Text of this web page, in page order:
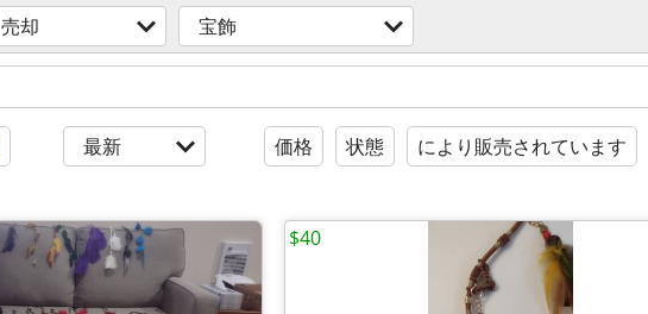
売却 宝飾
最新 価格 状態 により販売されています
$40